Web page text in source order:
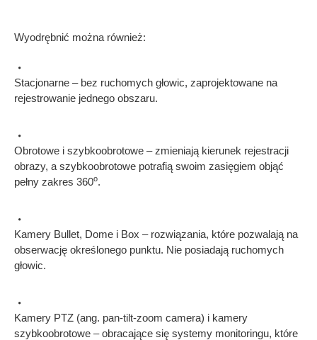
Wyodrębnić można również:
Stacjonarne – bez ruchomych głowic, zaprojektowane na
rejestrowanie jednego obszaru.
Obrotowe i szybkoobrotowe – zmieniają kierunek rejestracji
obrazy, a szybkoobrotowe potrafią swoim zasięgiem objąć
pełny zakres 360o.
Kamery Bullet, Dome i Box – rozwiązania, które pozwalają na
obserwację określonego punktu. Nie posiadają ruchomych
głowic.
Kamery PTZ (ang. pan-tilt-zoom camera) i kamery
szybkoobrotowe – obracające się systemy monitoringu, które